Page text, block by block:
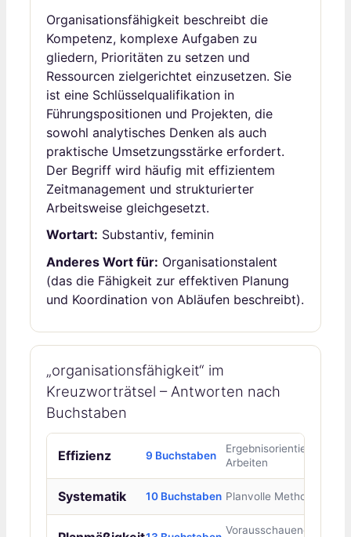
Organisationsfähigkeit beschreibt die
Kompetenz, komplexe Aufgaben zu
gliedern, Prioritäten zu setzen und
Ressourcen zielgerichtet einzusetzen. Sie
ist eine Schlüsselqualifikation in
Führungspositionen und Projekten, die
sowohl analytisches Denken als auch
praktische Umsetzungsstärke erfordert.
Der Begriff wird häufig mit effizientem
Zeitmanagement und strukturierter
Arbeitsweise gleichgesetzt.
Wortart: Substantiv, feminin
Anderes Wort für: Organisationstalent
(das die Fähigkeit zur effektiven Planung
und Koordination von Abläufen beschreibt).
„organisationsfähigkeit“ im
Kreuzworträtsel – Antworten nach
Buchstaben
Effizienz 9 Buchstaben
Ergebnisorientiertes
Arbeiten
Systematik 10 Buchstaben Planvolle Methode
Vorausschauende